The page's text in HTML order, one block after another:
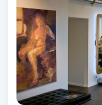
Fotmassage
Fotsvamp
Fotvård
Fransar